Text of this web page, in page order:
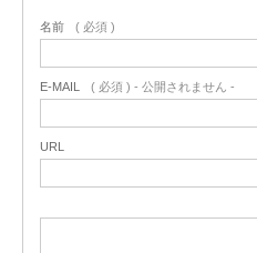
名前 ( 必須 )
E-MAIL ( 必須 ) - 公開されません -
URL